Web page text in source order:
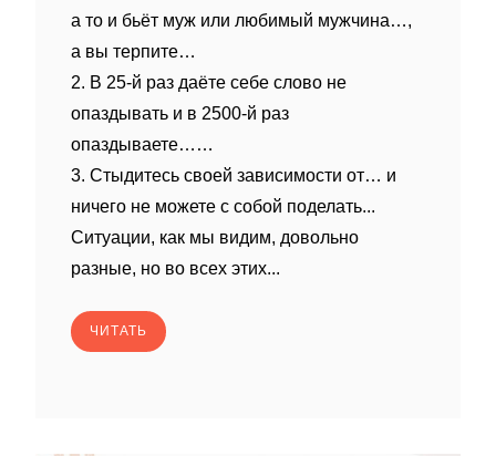
а то и бьёт муж или любимый мужчина…,
а вы терпите…
2. В 25-й раз даёте себе слово не
опаздывать и в 2500-й раз
опаздываете……
3. Стыдитесь своей зависимости от… и
ничего не можете с собой поделать...
Ситуации, как мы видим, довольно
разные, но во всех этих...
ЧИТАТЬ